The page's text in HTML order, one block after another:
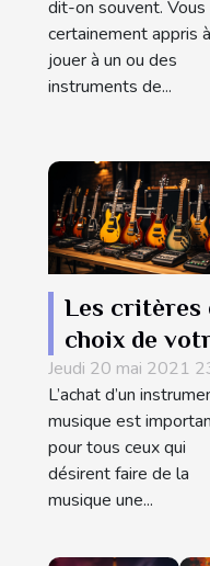
ou
dit-on souvent. Vous
certainement appris à
jouer à un ou des
instruments de...
Les critères
choix de
premier
instrument
musique
Jeudi 20 mai 2021
L’achat d’un
musique est
pour tous ceux qui
désirent faire de la
musique une...